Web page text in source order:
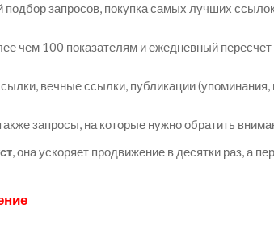
запросов, покупка самых лучших
чем 100 показателям и ежедневный пересчет
вечные ссылки, публикации (упоминания,
запросы, на которые нужно обратить
, она ускоряет продвижение в десятки раз, а